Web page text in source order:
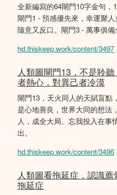
全新編寫的64閘門10字金句，
閘門1 - 預感優先來，幸運聚
隨意又反口。閘門3 - 萬事俱備
hd.thiskeep.work/content/3497
人類圖閘門13，不是聆
者熱心，對異己者冷漠
閘門13，天火同人的天賦盲點
是心地善良，世界大同的想法
人，成全大局。忘我投入在事
出。
hd.thiskeep.work/content/3496
人類圖看拖延症，認識
拖延症